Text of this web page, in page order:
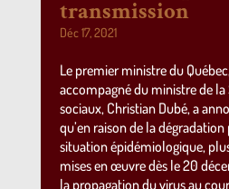
transmission
Déc 17, 2021
Le premier ministre du
accompagné du ministre de la
sociaux, Christian Dubé, a
qu’en raison de la
situation épidémiologique,
mises en œuvre dès le 20
la propagation du virus au